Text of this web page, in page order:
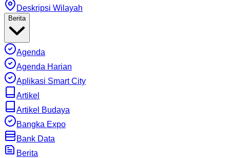
Deskripsi Wilayah
Berita
Agenda
Agenda Harian
Aplikasi Smart City
Artikel
Artikel Budaya
Bangka Expo
Bank Data
Berita